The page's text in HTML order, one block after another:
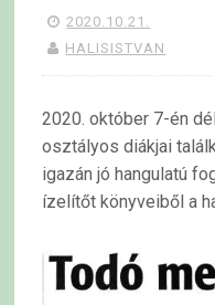
2020.10.21.
HALISISTVAN
2020. október 7-én
osztályos diákjai
igazán jó hangulatú
ízelítőt könyveiből a